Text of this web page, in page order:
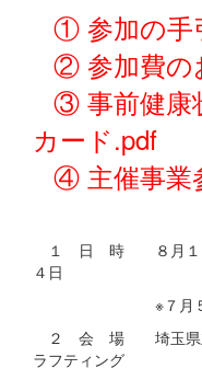
① 参加の手
② 参加費の
③ 事前健康
カード.pdf
④ 主催事業
１ 日 時 ８月１６
４日
※７月５日（日
２ 会 場 埼玉県立
ラフティング